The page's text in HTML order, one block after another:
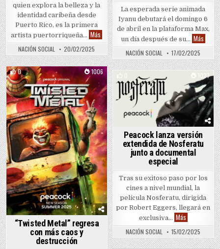
quien explora la belleza y la
identidad caribeña desde
Puerto Rico, es la primera
artista puertorriqueña… Más Boricua Andrea Cruz hace historia en FIM
NACIÓN SOCIAL 20/02/2025
La esperada serie animada
Iyanu debutará el domingo 6
de abril en la plataforma Max,
un día después de su… Más
NACIÓN SOCIAL 17/02/2025
0 1006
Posted in
“Twisted Metal” regresa
con más caos y
destrucción
0 1027
Posted in
Peacock lanza versión
extendida de Nosferatu
junto a documental
especial
Tras su exitoso paso por los
cines a nivel mundial, la
película Nosferatu, dirigida
por Robert Eggers, llegará en
exclusiva… MásPeacock
NACIÓN SOCIAL 15/02/2025